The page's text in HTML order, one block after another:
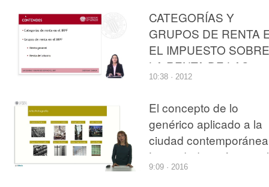
CATEGORÍAS Y
GRUPOS DE RENTA
EL IMPUESTO SOBRE
LA RENTA DE LAS
PERSONAS FÍSICAS
10:38 · 2012
El concepto de lo
genérico aplicado a la
ciudad
La ciudad genérica y el
espacio basura de
9:09 · 2016